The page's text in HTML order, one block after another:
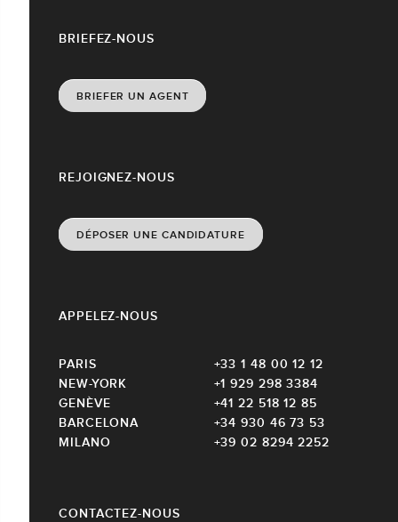
CONTACTEZ-NOUS
REJOIGNEZ-NOUS
DÉPOSER UNE CANDIDATURE
APPELEZ-NOUS
PARIS
+33 1 48 00 12 12
NEW-YORK
+1 929 298 3384
GENÈVE
+41 22 518 12 85
BARCELONA
+34 930 46 73 53
MILANO
+39 02 8294 2252
BRIEFEZ-NOUS
BRIEFER UN AGENT